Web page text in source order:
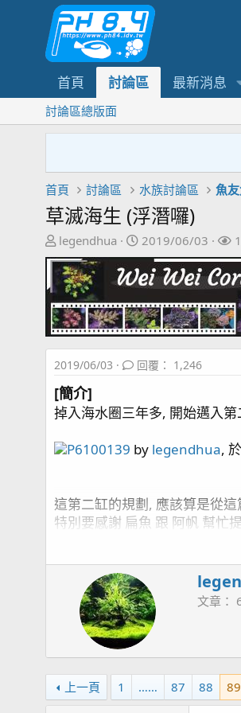
首頁 討論區 最新消息
討論區總版面
首頁 討論區 水族討論區 魚
草滅海生 (浮潛囉)
主
題
發
起
人
legendhua
開
始
日
期
2019/06/03
2019/06/03 回覆： 1,246
[簡介]
掉入海水圈三年多, 開始邁入
P6100139 by legendhua,
這第二缸的規劃, 應該算是從這
特別要感謝 扁魚 跟 阿帆 幫忙
[魚缸資訊]:
四呎側濾缸
魚缸尺寸: 120cm * 60cm *
主馬:Kraken DC-6500
蛋白: Red Sea Reefer
控制: APEX 2016
造浪:APEX WAV*1 ,IceCap 3K
Simalai 4頭滴定
W
r
i
e
n
b
文章
上一頁 1 …… 87 88 89